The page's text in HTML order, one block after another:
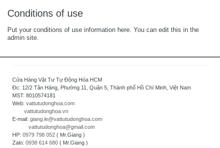
Conditions of use
Put your conditions of use information here. You can edit this in the
admin site.
Cửa Hàng Vật Tư Tự Động Hóa HCM
Đc: 12/2 Tân Hàng, Phường 11, Quận 5, Thành phố Hồ Chí Minh, Việt Nam
MST: 8010574181
Web: vattutudonghoa.com
vattutudonghoa.vn
E-mail: giang.le@vattutudonghoa.com
vattutudonghoa@gmail.com
HP: 0979 798 052 ( Mr.Giang )
Zalo: 0938 614 680 ( Mr.Giang )